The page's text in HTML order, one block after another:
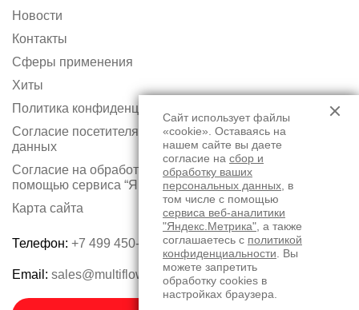
Новости
Контакты
Сферы применения
Хиты
Политика конфиденциальности
Согласие посетителя сайта на обработку персональных
данных
Согласие на обработку персональных данных с
помощью сервиса “Яндекс.Метрика”
Карта сайта
Телефон: +7 499 450-75-50
Email: sales@multiflow.ru
Сайт использует файлы
«cookie». Оставаясь на
нашем сайте вы даете
согласие на сбор и
обработку ваших
персональных данных , в
том числе с помощью
сервиса веб-аналитики
"Яндекс.Метрика" , а также
соглашаетесь с политикой
конфиденциальности . Вы
можете запретить
обработку cookies в
настройках браузера.